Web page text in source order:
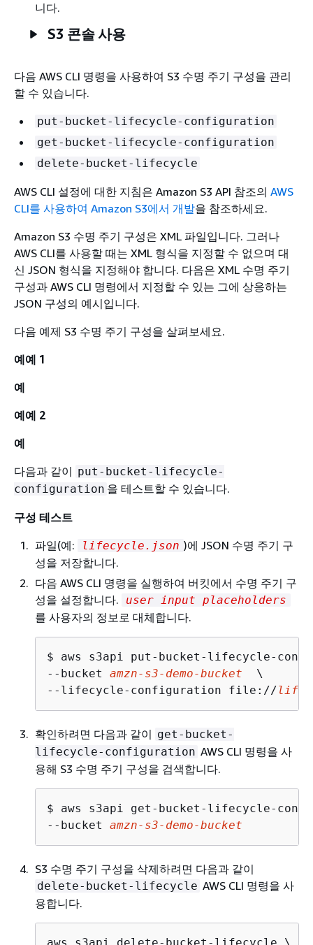
니다.
S3 콘솔 사용
다음 AWS CLI 명령을 사용하여 S3 수명 주기 구성을 관리
할 수 있습니다.
put-bucket-lifecycle-configuration
get-bucket-lifecycle-configuration
delete-bucket-lifecycle
AWS CLI 설정에 대한 지침은 Amazon S3 API 참조의 AWS
CLI를 사용하여 Amazon S3에서 개발을 참조하세요.
Amazon S3 수명 주기 구성은 XML 파일입니다. 그러나
AWS CLI를 사용할 때는 XML 형식을 지정할 수 없으며 대
신 JSON 형식을 지정해야 합니다. 다음은 XML 수명 주기
구성과 AWS CLI 명령에서 지정할 수 있는 그에 상응하는
JSON 구성의 예시입니다.
다음 예제 S3 수명 주기 구성을 살펴보세요.
예예 1
예
예예 2
예
다음과 같이 put-bucket-lifecycle-
configuration 을 테스트할 수 있습니다.
구성 테스트
파일(예:
lifecycle.json )에 JSON 수명 주기 구
성을 저장합니다.
다음 AWS CLI 명령을 실행하여 버킷에서 수명 주기 구
성을 설정합니다.
user input placeholders
를 사용자의 정보로 대체합니다.
$ aws s3api put-bucket-lifecycle-
--bucket amzn-s3-demo-bucket \
--lifecycle-configuration file://
확인하려면 다음과 같이 get-bucket-
lifecycle-configuration AWS CLI 명령을 사
용해 S3 수명 주기 구성을 검색합니다.
$ aws s3api get-bucket-lifecycle-
--bucket amzn-s3-demo-bucket
S3 수명 주기 구성을 삭제하려면 다음과 같이
delete-bucket-lifecycle AWS CLI 명령을 사
용합니다.